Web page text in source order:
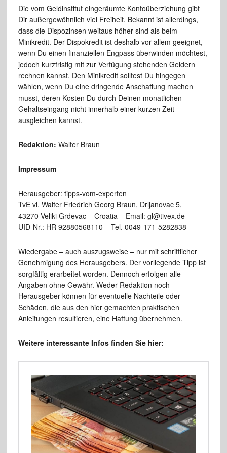
Die vom Geldinstitut eingeräumte Kontoüberziehung gibt
Dir außergewöhnlich viel Freiheit. Bekannt ist allerdings,
dass die Dispozinsen weitaus höher sind als beim
Minikredit. Der Dispokredit ist deshalb vor allem geeignet,
wenn Du einen finanziellen Engpass überwinden möchtest,
jedoch kurzfristig mit zur Verfügung stehenden Geldern
rechnen kannst. Den Minikredit solltest Du hingegen
wählen, wenn Du eine dringende Anschaffung machen
musst, deren Kosten Du durch Deinen monatlichen
Gehaltseingang nicht innerhalb einer kurzen Zeit
ausgleichen kannst.
Redaktion: Walter Braun
Impressum
Herausgeber: tipps-vom-experten
TvE vl. Walter Friedrich Georg Braun, Drljanovac 5,
43270 Veliki Grđevac – Croatia – Email: gl@tivex.de
UID-Nr.: HR 92880568110 – Tel. 0049-171-5282838
Wiedergabe – auch auszugsweise – nur mit schriftlicher
Genehmigung des Herausgebers. Der vorliegende Tipp ist
sorgfältig erarbeitet worden. Dennoch erfolgen alle
Angaben ohne Gewähr. Weder Redaktion noch
Herausgeber können für eventuelle Nachteile oder
Schäden, die aus den hier gemachten praktischen
Anleitungen resultieren, eine Haftung übernehmen.
Weitere interessante Infos finden Sie hier: